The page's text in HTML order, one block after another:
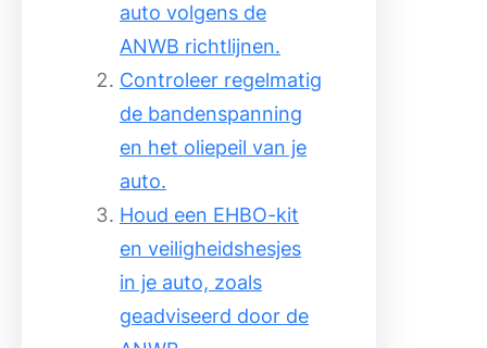
auto volgens de
ANWB richtlijnen.
Controleer regelmatig
de bandenspanning
en het oliepeil van je
auto.
Houd een EHBO-kit
en veiligheidshesjes
in je auto, zoals
geadviseerd door de